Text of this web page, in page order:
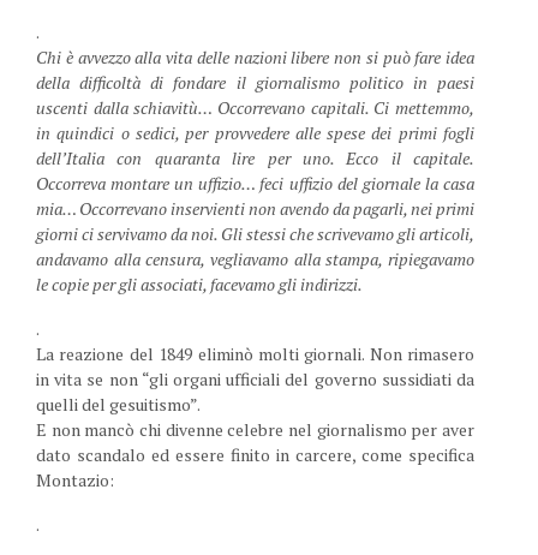
.
Chi è avvezzo alla vita delle nazioni libere non si può fare idea
della difficoltà di fondare il giornalismo politico in paesi
uscenti dalla schiavitù… Occorrevano capitali. Ci mettemmo,
in quindici o sedici, per provvedere alle spese dei primi fogli
dell’Italia con quaranta lire per uno. Ecco il capitale.
Occorreva montare un uffizio… feci uffizio del giornale la casa
mia… Occorrevano inservienti non avendo da pagarli, nei primi
giorni ci servivamo da noi. Gli stessi che scrivevamo gli articoli,
andavamo alla censura, vegliavamo alla stampa, ripiegavamo
le copie per gli associati, facevamo gli indirizzi.
.
La reazione del 1849 eliminò molti giornali. Non rimasero
in vita se non “gli organi ufficiali del governo sussidiati da
quelli del gesuitismo”.
E non mancò chi divenne celebre nel giornalismo per aver
dato scandalo ed essere finito in carcere, come specifica
Montazio:
.